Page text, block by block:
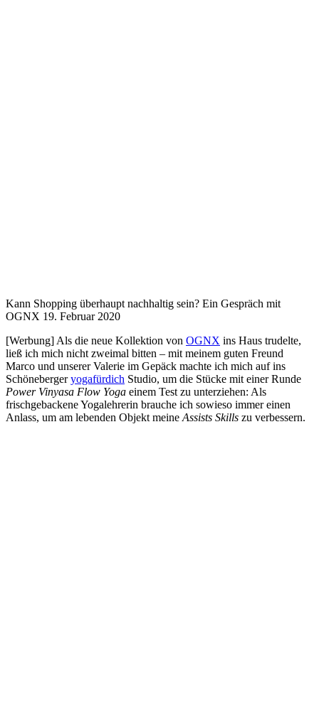
Kann Shopping überhaupt nachhaltig sein? Ein Gespräch mit
OGNX 19. Februar 2020
[Werbung] Als die neue Kollektion von OGNX ins Haus trudelte,
ließ ich mich nicht zweimal bitten – mit meinem guten Freund
Marco und unserer Valerie im Gepäck machte ich mich auf ins
Schönebergeryogafürdich Studio, um die Stücke mit einer Runde
Power Vinyasa Flow Yoga einem Test zu unterziehen: Als
frischgebackene Yogalehrerin brauche ich sowieso immer einen
Anlass, um am lebenden Objekt meine Assists Skills zu verbessern.